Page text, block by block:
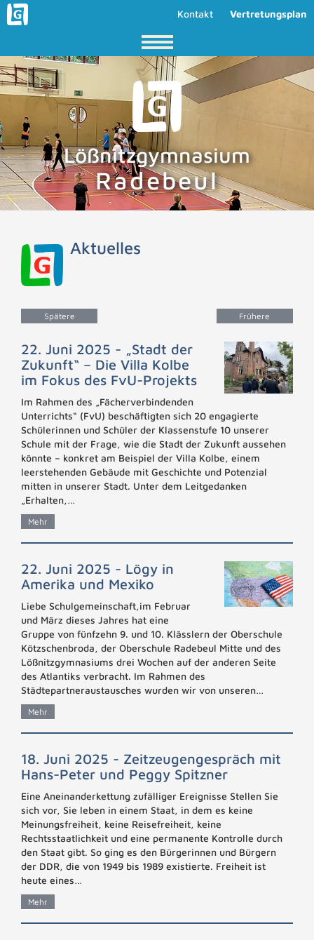
Kontakt Vertretungsplan
Lößnitzgymnasium
Radebeul
Aktuelles
Spätere
Frühere
22. Juni 2025 - „Stadt der
Zukunft“ – Die Villa Kolbe
im Fokus des FvU-Projekts
Im Rahmen des „Fächerverbindenden
Unterrichts“ (FvU) beschäftigten sich 20 engagierte
Schülerinnen und Schüler der Klassenstufe 10 unserer
Schule mit der Frage, wie die Stadt der Zukunft aussehen
könnte – konkret am Beispiel der Villa Kolbe, einem
leerstehenden Gebäude mit Geschichte und Potenzial
mitten in unserer Stadt. Unter dem Leitgedanken
„Erhalten,…
Mehr
22. Juni 2025 - Lögy in
Amerika und Mexiko
Liebe Schulgemeinschaft,im Februar
und März dieses Jahres hat eine
Gruppe von fünfzehn 9. und 10. Klässlern der Oberschule
Kötzschenbroda, der Oberschule Radebeul Mitte und des
Lößnitzgymnasiums drei Wochen auf der anderen Seite
des Atlantiks verbracht. Im Rahmen des
Städtepartneraustausches wurden wir von unseren…
Mehr
18. Juni 2025 - Zeitzeugengespräch mit
Hans-Peter und Peggy Spitzner
Eine Aneinanderkettung zufälliger Ereignisse Stellen Sie
sich vor, Sie leben in einem Staat, in dem es keine
Meinungsfreiheit, keine Reisefreiheit, keine
Rechtsstaatlichkeit und eine permanente Kontrolle durch
den Staat gibt. So ging es den Bürgerinnen und Bürgern
der DDR, die von 1949 bis 1989 existierte. Freiheit ist
heute eines…
Mehr